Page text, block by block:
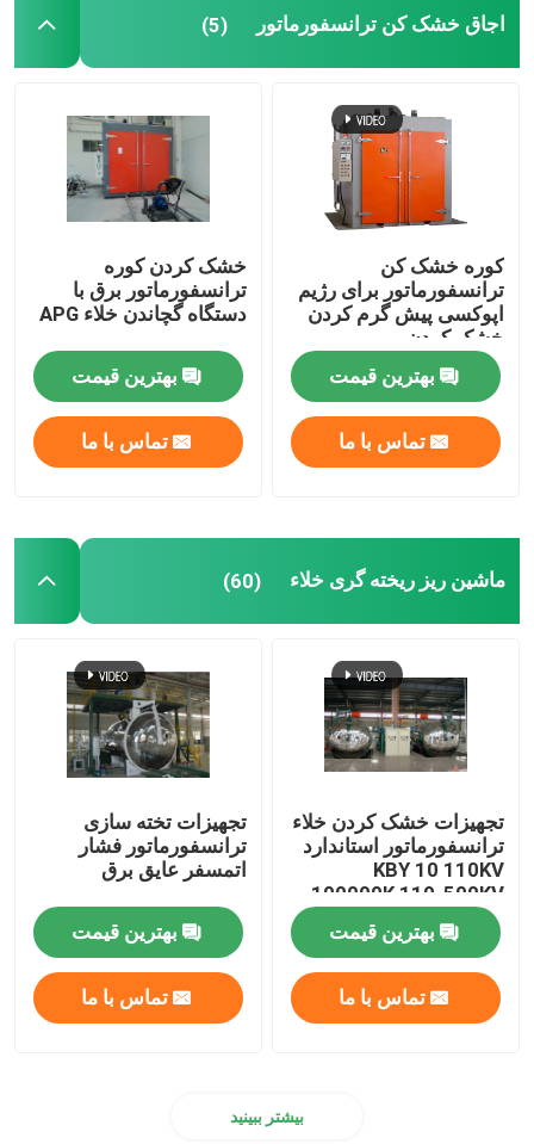
کوره ترانسفورماتور
اجاق خشک کن ترانسفورماتور
ماشین ریز ریخته گری خلاء
دستگاه تزریق مخلوط کننده خلاء
کوره ی گرمایش خلاء
قالب گذاری خلاء
CRGO CRNGO
هسته های انباشته شده
یونی کور
هسته توروئیدی
هسته آمورف
ورق آلومینیومی ترانسفورم
سیم آلومینیومی برای پیچ و خم ترانسفورم
اجاق خشک کن ترانسفورماتور (5)
کوره خشک کن
ترانسفورماتور برای رژیم
اپوکسی پیش گرم کردن
خشک کردن
بهترین قیمت
تماس با ما
خشک کردن کوره
ترانسفورماتور برق با
دستگاه گچاندن خلاء APG
بهترین قیمت
تماس با ما
ماشین ریز ریخته گری خلاء (60)
تجهیزات خشک کردن خلاء
ترانسفورماتور استاندارد
KBY 10 110KV
100000K 110-500KV
بهترین قیمت
تماس با ما
تجهیزات تخته سازی
ترانسفورماتور فشار
اتمسفر عایق برق
بهترین قیمت
تماس با ما
بیشتر ببینید